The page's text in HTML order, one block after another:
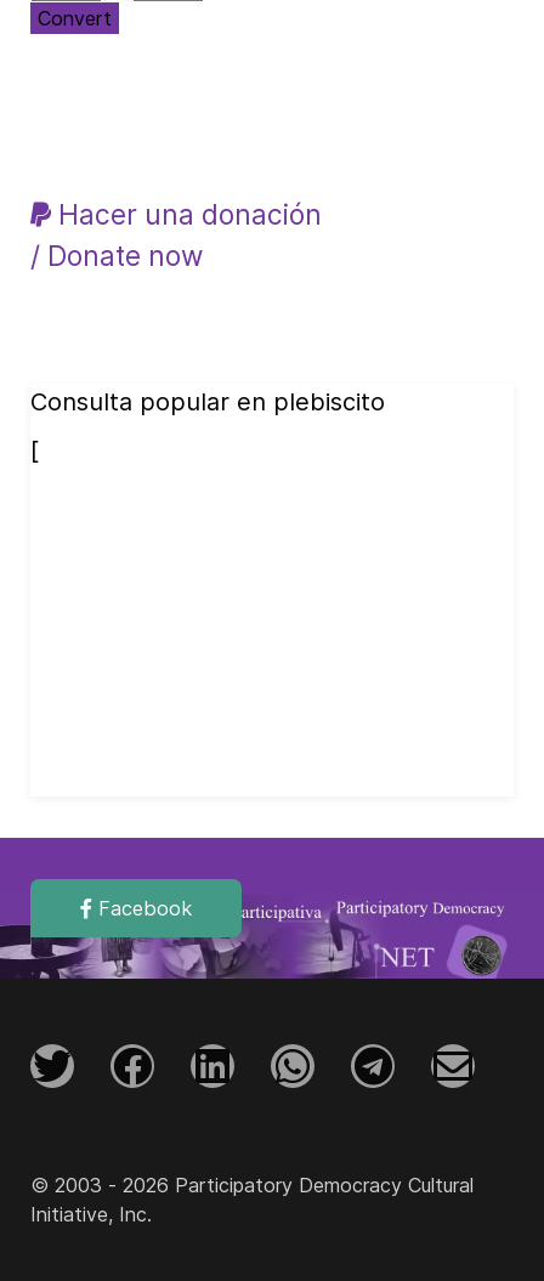
Convert
Hacer una donación
/ Donate now
Consulta popular en plebiscito
[
Facebook
© 2003 - 2026 Participatory Democracy Cultural
Initiative, Inc.